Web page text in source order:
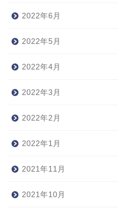
2022年6月
2022年5月
2022年4月
2022年3月
2022年2月
2022年1月
2021年11月
2021年10月